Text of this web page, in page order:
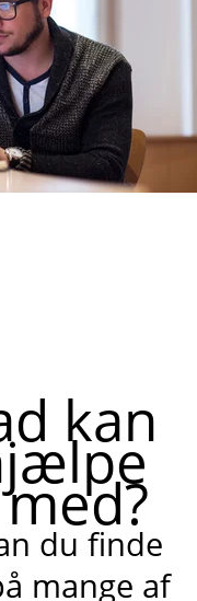
kan
du finde
mange af